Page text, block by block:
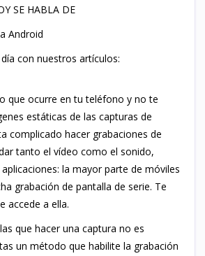
SE HABLA DE
Android
con nuestros artículos:
que ocurre en tu teléfono y no te
estáticas de las capturas de
complicado hacer grabaciones de
tanto el vídeo como el sonido,
la mayor parte de móviles
grabación de pantalla de serie. Te
accede a ella.
que hacer una captura no es
un método que habilite la grabación